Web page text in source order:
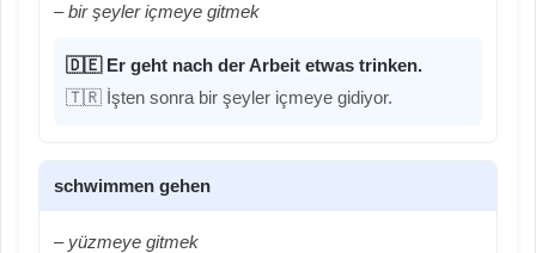
– bir şeyler içmeye gitmek
🇩🇪 Er geht nach der Arbeit etwas trinken.
🇹🇷 İşten sonra bir şeyler içmeye gidiyor.
schwimmen gehen
– yüzmeye gitmek